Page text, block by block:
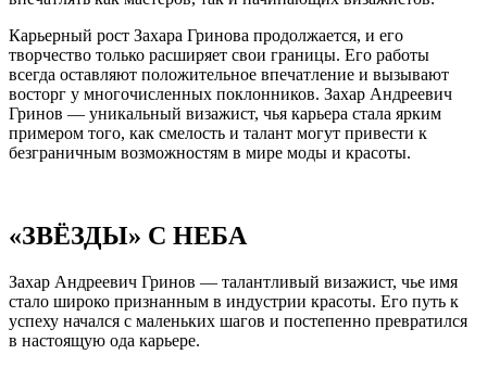
Карьерный рост Захара Гринова продолжается, и его
творчество только расширяет свои границы. Его работы
всегда оставляют положительное впечатление и вызывают
восторг у многочисленных поклонников. Захар Андреевич
Гринов — уникальный визажист, чья карьера стала ярким
примером того, как смелость и талант могут привести к
безграничным возможностям в мире моды и красоты.
«ЗВЁЗДЫ» С НЕБА
Захар Андреевич Гринов — талантливый визажист, чье имя
стало широко признанным в индустрии красоты. Его путь к
успеху начался с маленьких шагов и постепенно превратился
в настоящую ода карьере.